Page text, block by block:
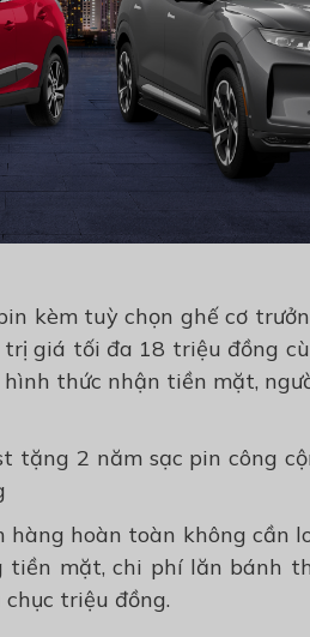
kèm tuỳ chọn ghế cơ
trị giá tối đa 18 triệu đồng
hình thức nhận tiền mặt,
tặng 2 năm sạc pin công
hàng hoàn toàn không cần
tiền mặt, chi phí lăn bánh
triệu đồng.